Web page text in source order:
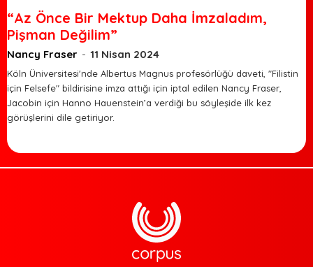
“Az Önce Bir Mektup Daha İmzaladım,
Pişman Değilim”
Nancy Fraser - 11 Nisan 2024
Köln Üniversitesi'nde Albertus Magnus profesörlüğü daveti, "Filistin
için Felsefe" bildirisine imza attığı için iptal edilen Nancy Fraser,
Jacobin için Hanno Hauenstein’a verdiği bu söyleşide ilk kez
görüşlerini dile getiriyor.